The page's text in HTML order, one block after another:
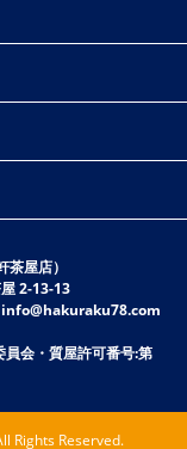
屋店）
2-13-13
会・質屋許可番号:第
Rights Reserved.